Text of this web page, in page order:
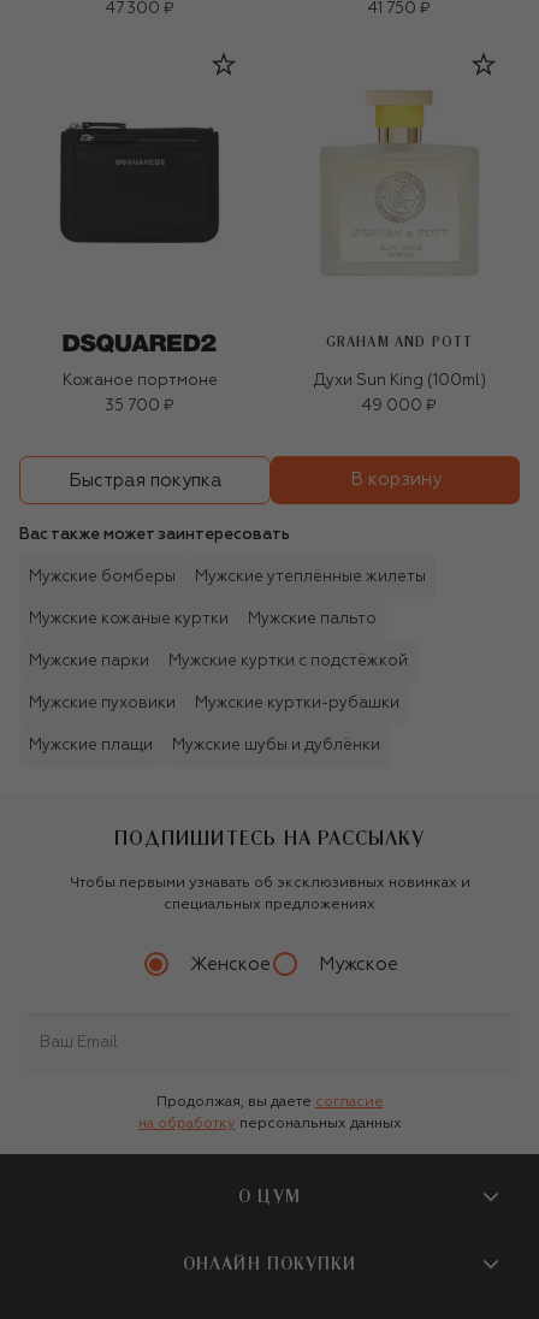
47 300 ₽
41 750 ₽
Кожаное портмоне
35 700 ₽
GRAHAM AND POTT
Духи Sun King (100ml)
49 000 ₽
Быстрая покупка В корзину
Вас также может заинтересовать
Мужские бомберы Мужские утеплённые жилеты
Мужские кожаные куртки Мужские пальто
Мужские парки Мужские куртки с подстёжкой
Мужские пуховики Мужские куртки-рубашки
Мужские плащи Мужские шубы и дублёнки
ПОДПИШИТЕСЬ НА РАССЫЛКУ
Чтобы первыми узнавать об эксклюзивных новинках и
специальных предложениях
Женское Мужское
Продолжая, вы даете согласие
на обработку персональных данных
О ЦУМ
О магазине
ОНЛАЙН ПОКУПКИ